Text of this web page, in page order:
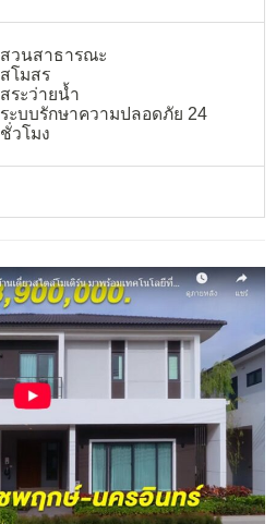
สวนสาธารณะ
สโมสร
สระว่ายน้ำ
ระบบรักษาความปลอดภัย 24
ชั่วโมง